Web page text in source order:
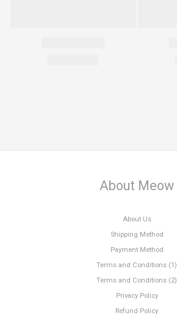
About Meow
About Us
Shipping Method
Payment Method
Terms and Conditions (1)
Terms and Conditions (2)
Privacy Policy
Refund Policy